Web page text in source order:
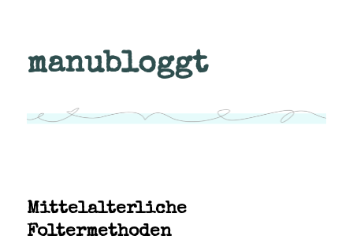
manubloggt
Mittelalterliche
Foltermethoden